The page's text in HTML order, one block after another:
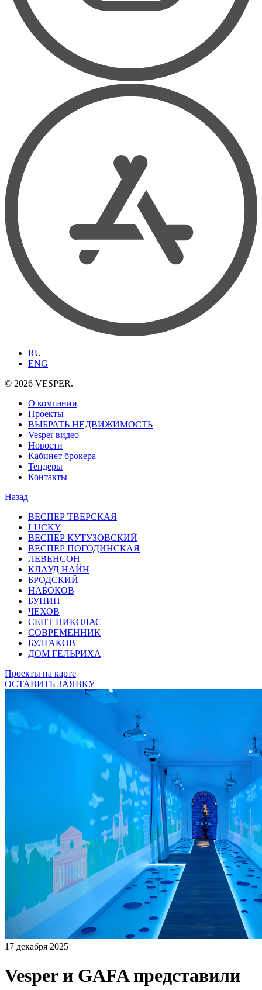
RU
ENG
© 2026 VESPER.
О компании
Проекты
ВЫБРАТЬ НЕДВИЖИМОСТЬ
Vesper видео
Новости
Кабинет брокера
Тендеры
Контакты
Назад
ВЕСПЕР ТВЕРСКАЯ
LUCKY
ВЕСПЕР КУТУЗОВСКИЙ
ВЕСПЕР ПОГОДИНСКАЯ
ЛЕВЕНСОН
КЛАУД НАЙН
БРОДСКИЙ
НАБОКОВ
БУНИН
ЧЕХОВ
СЕНТ НИКОЛАС
СОВРЕМЕННИК
БУЛГАКОВ
ДОМ ГЕЛЬРИХА
Проекты на карте
ОСТАВИТЬ ЗАЯВКУ
17 декабря 2025
Vesper и GAFA представили